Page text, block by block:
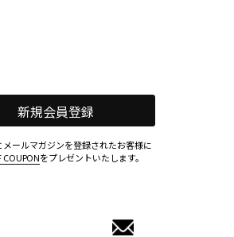
新規会員登録
メールマガジンを登録されたお客様に
COUPONをプレゼントいたします。